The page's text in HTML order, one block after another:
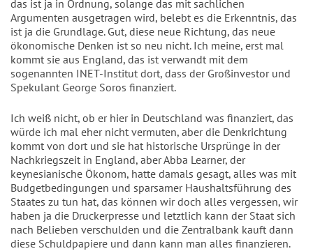
das ist ja in Ordnung, solange das mit sachlichen
Argumenten ausgetragen wird, belebt es die Erkenntnis, das
ist ja die Grundlage. Gut, diese neue Richtung, das neue
ökonomische Denken ist so neu nicht. Ich meine, erst mal
kommt sie aus England, das ist verwandt mit dem
sogenannten INET-Institut dort, dass der Großinvestor und
Spekulant George Soros finanziert.
Ich weiß nicht, ob er hier in Deutschland was finanziert, das
würde ich mal eher nicht vermuten, aber die Denkrichtung
kommt von dort und sie hat historische Ursprünge in der
Nachkriegszeit in England, aber Abba Learner, der
keynesianische Ökonom, hatte damals gesagt, alles was mit
Budgetbedingungen und sparsamer Haushaltsführung des
Staates zu tun hat, das können wir doch alles vergessen, wir
haben ja die Druckerpresse und letztlich kann der Staat sich
nach Belieben verschulden und die Zentralbank kauft dann
diese Schuldpapiere und dann kann man alles finanzieren.